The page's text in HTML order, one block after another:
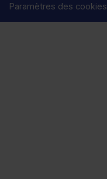
Paramètres des cookies